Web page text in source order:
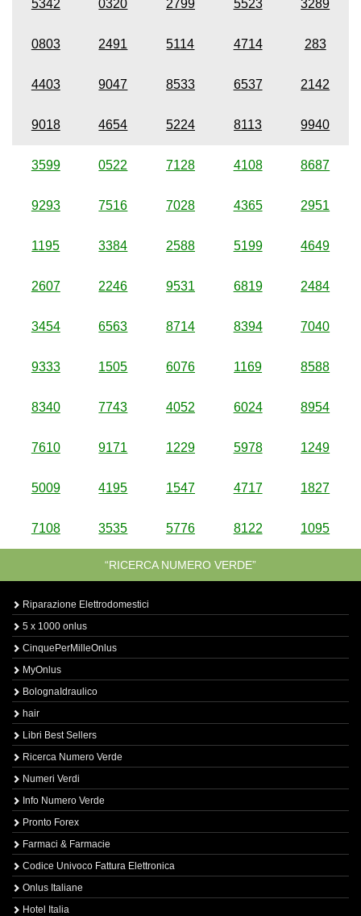
5342 0320 2799 5523 3289
0803 2491 5114 4714 283
4403 9047 8533 6537 2142
9018 4654 5224 8113 9940
3599 0522 7128 4108 8687
9293 7516 7028 4365 2951
1195 3384 2588 5199 4649
2607 2246 9531 6819 2484
3454 6563 8714 8394 7040
9333 1505 6076 1169 8588
8340 7743 4052 6024 8954
7610 9171 1229 5978 1249
5009 4195 1547 4717 1827
7108 3535 5776 8122 1095
“RICERCA NUMERO VERDE”
Riparazione Elettrodomestici
5 x 1000 onlus
CinquePerMilleOnlus
MyOnlus
BolognaIdraulico
hair
Libri Best Sellers
Ricerca Numero Verde
Numeri Verdi
Info Numero Verde
Pronto Forex
Farmaci & Farmacie
Codice Univoco Fattura Elettronica
Onlus Italiane
Hotel Italia